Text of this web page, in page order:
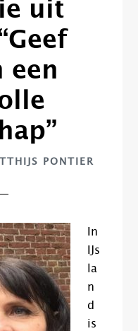
uit
een
PONTIER
In
IJs
la
n
d
is